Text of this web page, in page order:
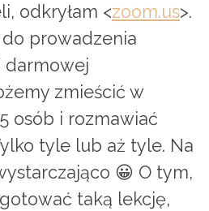
odkryłam <zoom.us>.
prowadzenia
darmowej
zmieścić w
osób i rozmawiać
tyle lub aż tyle. Na
😀 O tym,
taką lekcję,